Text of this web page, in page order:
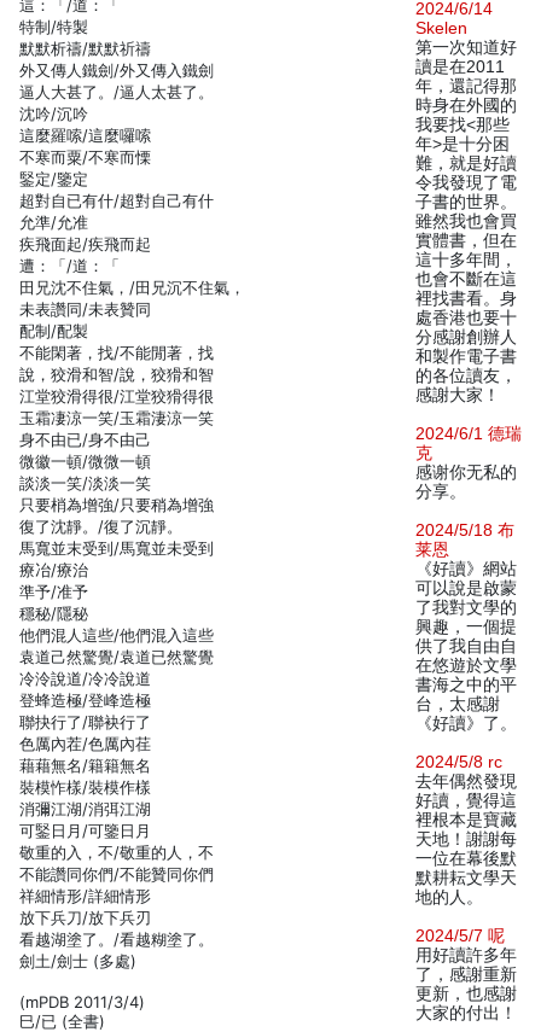
這：「/道：「
特制/特製
默默析禱/默默祈禱
外又傳人鐵劍/外又傳入鐵劍
逼人大甚了。/逼人太甚了。
沈吟/沉吟
這麼羅嗦/這麼囉嗦
不寒而粟/不寒而慄
鋻定/鑒定
超對自已有什/超對自己有什
允準/允准
疾飛面起/疾飛而起
遭：「/道：「
田兄沈不住氣，/田兄沉不住氣，
未表讚同/未表贊同
配制/配製
不能閑著，找/不能閒著，找
說，狡滑和智/說，狡猾和智
江堂狡滑得很/江堂狡猾得很
玉霜凄涼一笑/玉霜淒涼一笑
身不由已/身不由己
微徽一頓/微微一頓
談淡一笑/淡淡一笑
只要梢為增強/只要稍為增強
復了沈靜。/復了沉靜。
馬寬並末受到/馬寬並未受到
療冶/療治
準予/准予
穩秘/隱秘
他們混人這些/他們混入這些
袁道己然驚覺/袁道已然驚覺
冷泠說道/冷冷說道
登蜂造極/登峰造極
聯抉行了/聯袂行了
色厲內茬/色厲內荏
藉藉無名/籍籍無名
裝模怍樣/裝模作樣
消彌江湖/消弭江湖
可鋻日月/可鑒日月
敬重的入，不/敬重的人，不
不能讚同你們/不能贊同你們
祥細情形/詳細情形
放下兵刀/放下兵刃
看越湖塗了。/看越糊塗了。
劍土/劍士 (多處)
(mPDB 2011/3/4)
巳/已 (全書)
2024/6/14
Skelen
第一次知道好
讀是在2011
年，還記得那
時身在外國的
我要找<那些
年>是十分困
難，就是好讀
令我發現了電
子書的世界。
雖然我也會買
實體書，但在
這十多年間，
也會不斷在這
裡找書看。身
處香港也要十
分感謝創辦人
和製作電子書
的各位讀友，
感謝大家！
2024/6/1 德瑞
克
感谢你无私的
分享。
2024/5/18 布
莱恩
《好讀》網站
可以說是啟蒙
了我對文學的
興趣，一個提
供了我自由自
在悠遊於文學
書海之中的平
台，太感謝
《好讀》了。
2024/5/8 rc
去年偶然發現
好讀，覺得這
裡根本是寶藏
天地！謝謝每
一位在幕後默
默耕耘文學天
地的人。
2024/5/7 呢
用好讀許多年
了，感謝重新
更新，也感謝
大家的付出！